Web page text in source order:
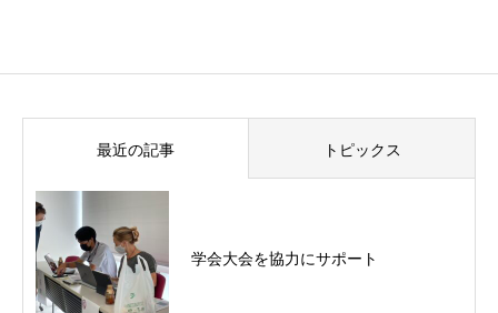
最近の記事 トピックス
学会大会を協力にサポート